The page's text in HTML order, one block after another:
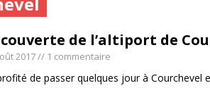
de l’altiport de
2017// 1 commentaire
profité de passer quelques jour à Courchevel